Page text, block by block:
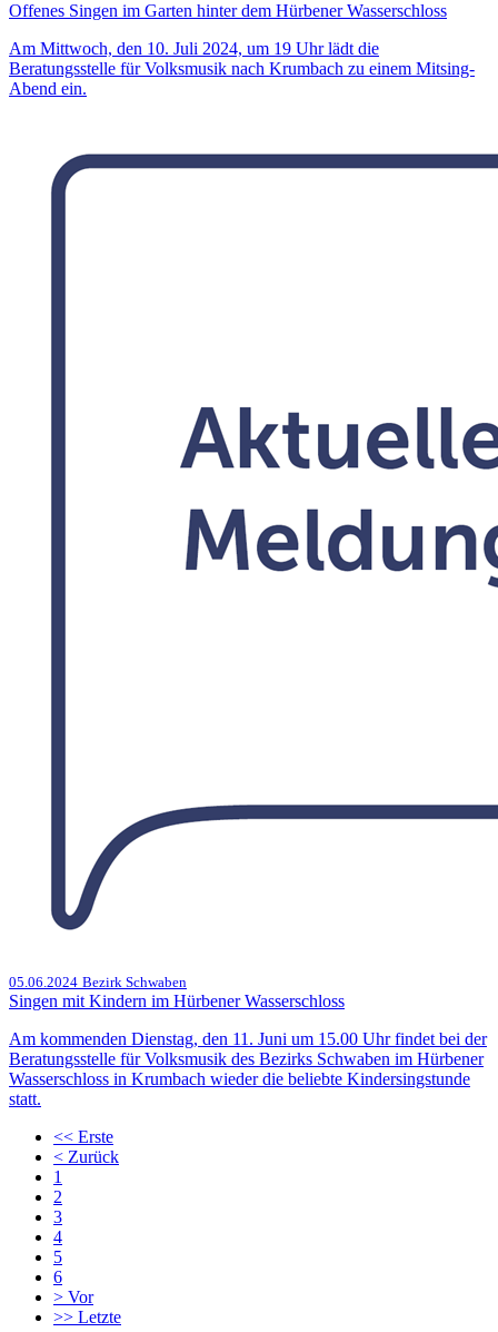
Offenes Singen im Garten hinter dem Hürbener Wasserschloss
Am Mittwoch, den 10. Juli 2024, um 19 Uhr lädt die
Beratungsstelle für Volksmusik nach Krumbach zu einem Mitsing-
Abend ein.
05.06.2024 Bezirk Schwaben
Singen mit Kindern im Hürbener Wasserschloss
Am kommenden Dienstag, den 11. Juni um 15.00 Uhr findet bei der
Beratungsstelle für Volksmusik des Bezirks Schwaben im Hürbener
Wasserschloss in Krumbach wieder die beliebte Kindersingstunde
statt.
<< Erste
< Zurück
1
2
3
4
5
6
> Vor
>> Letzte